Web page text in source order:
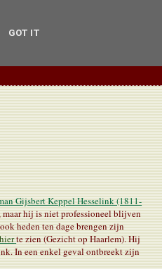
Gijsbert Keppel Hesselink (1811-
maar hij is niet professioneel blijven
heden ten dage brengen zijn
hierte zien (Gezicht op Haarlem). Hij
In een enkel geval ontbreekt zijn
GOT IT